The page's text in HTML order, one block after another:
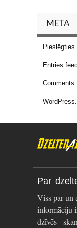
META
Pieslēgties
Entries feed
Comments
Par
Viss par un
informāciju
dzīvēs -